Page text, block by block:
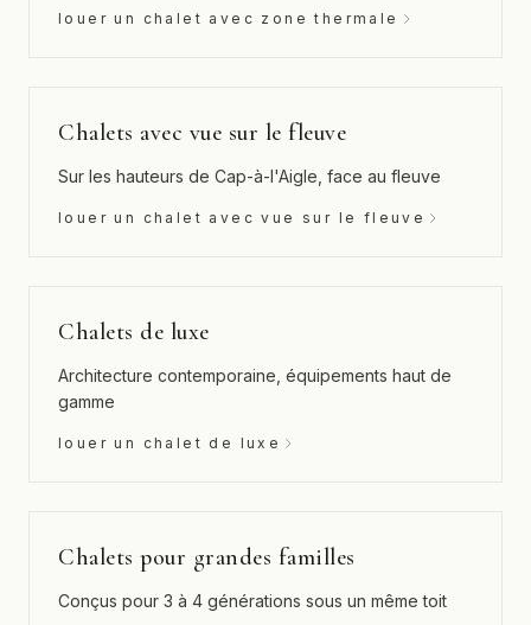
louer un chalet avec zone thermale
Chalets avec vue sur le fleuve
Sur les hauteurs de Cap-à-l'Aigle, face au fleuve
louer un chalet avec vue sur le fleuve
Chalets de luxe
Architecture contemporaine, équipements haut de
gamme
louer un chalet de luxe
Chalets pour grandes familles
Conçus pour 3 à 4 générations sous un même toit